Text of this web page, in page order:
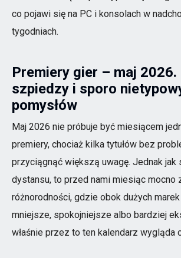
co pojawi się na PC i konsolach w
tygodniach.
Premiery gier – maj 2026.
szpiedzy i sporo
pomysłów
Maj 2026 nie próbuje być miesiącem
premiery, chociaż kilka tytułów bez
przyciągnąć większą uwagę. Jednak jak
dystansu, to przed nami miesiąc mocno
różnorodności, gdzie obok dużych
mniejsze, spokojniejsze albo bardziej
właśnie przez to ten kalendarz wygląda